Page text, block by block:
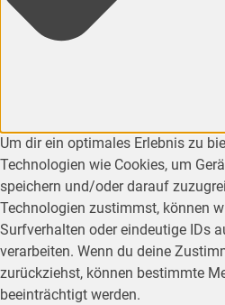
Um dir ein optimales Erlebnis zu
Technologien wie Cookies, um
speichern und/oder darauf
Technologien zustimmst, können
Surfverhalten oder eindeutige IDs
verarbeiten. Wenn du deine
zurückziehst, können bestimmte
beeinträchtigt werden.